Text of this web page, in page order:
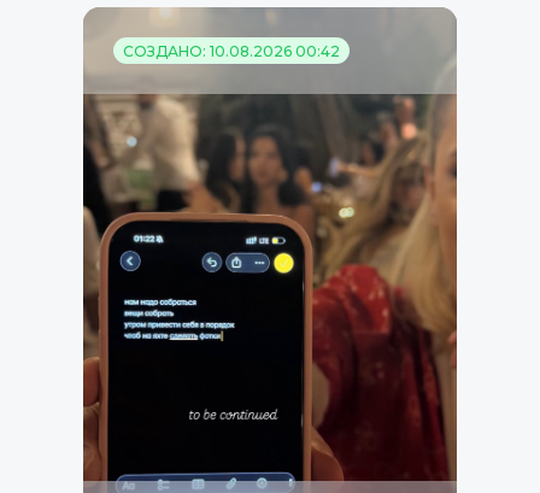
СОЗДАНО: 10.08.2026 00:42